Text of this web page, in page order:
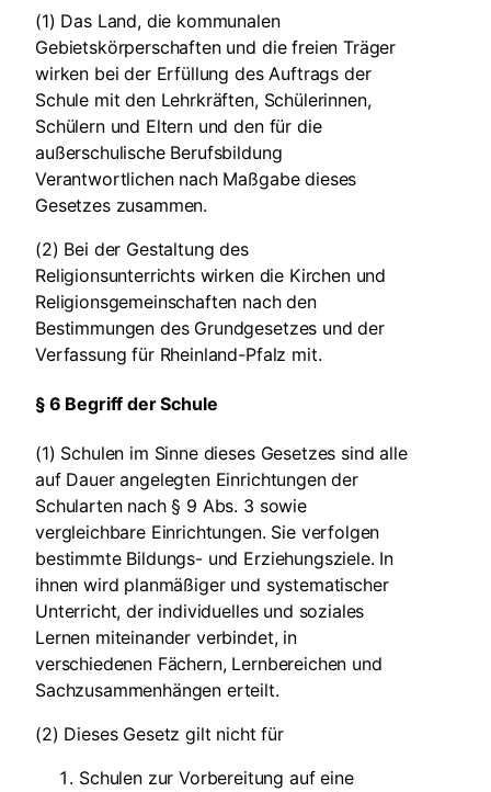
(1) Das Land, die kommunalen
Gebietskörperschaften und die freien Träger
wirken bei der Erfüllung des Auftrags der
Schule mit den Lehrkräften, Schülerinnen,
Schülern und Eltern und den für die
außerschulische Berufsbildung
Verantwortlichen nach Maßgabe dieses
Gesetzes zusammen.
(2) Bei der Gestaltung des
Religionsunterrichts wirken die Kirchen und
Religionsgemeinschaften nach den
Bestimmungen des Grundgesetzes und der
Verfassung für Rheinland-Pfalz mit.
§ 6 Begriff der Schule
(1) Schulen im Sinne dieses Gesetzes sind alle
auf Dauer angelegten Einrichtungen der
Schularten nach § 9 Abs. 3 sowie
vergleichbare Einrichtungen. Sie verfolgen
bestimmte Bildungs- und Erziehungsziele. In
ihnen wird planmäßiger und systematischer
Unterricht, der individuelles und soziales
Lernen miteinander verbindet, in
verschiedenen Fächern, Lernbereichen und
Sachzusammenhängen erteilt.
(2) Dieses Gesetz gilt nicht für
Schulen zur Vorbereitung auf eine